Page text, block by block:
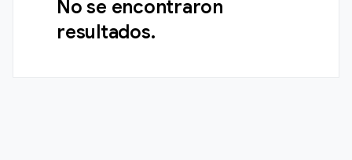
No se encontraron
resultados.